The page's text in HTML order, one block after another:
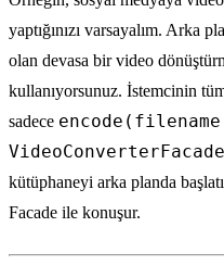
yaptığınızı varsayalım. Arka
olan devasa bir video
kullanıyorsunuz. İstemcinin
sadece
VideoConverterFacade
kütüphaneyi arka planda
Facade ile konuşur.